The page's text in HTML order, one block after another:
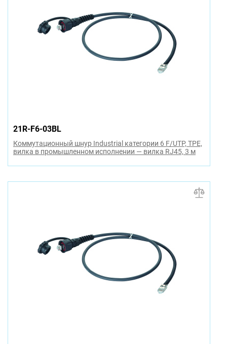
21R-F6-03BL
Коммутационный шнур Industrial категории 6 F/UTP, TPE,
вилка в промышленном исполнении — вилка RJ45, 3 м